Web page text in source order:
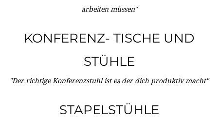
arbeiten müssen"
KONFERENZ- TISCHE UND
STÜHLE
"Der richtige Konferenzstuhl ist es der dich produktiv macht"
STAPELSTÜHLE